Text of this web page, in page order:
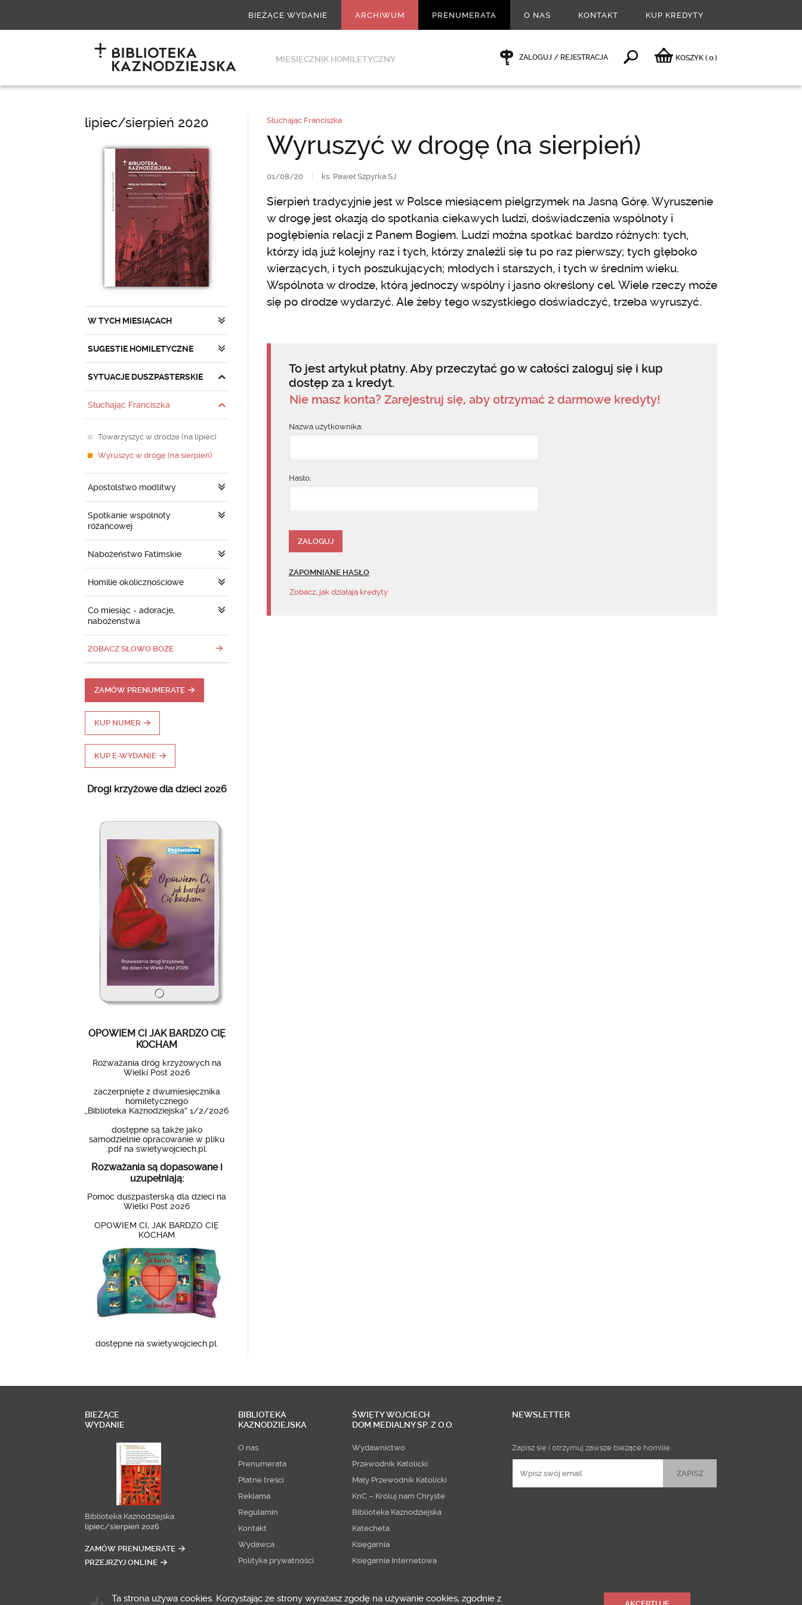
BIEŻĄCE WYDANIE ARCHIWUM PRENUMERATA O NAS KONTAKT KUP KREDYTY
MIESIĘCZNIK HOMILETYCZNY ZALOGUJ / REJESTRACJA KOSZYK ( 0)
lipiec/sierpień 2020
W TYCH MIESIĄCACH
SUGESTIE HOMILETYCZNE
SYTUACJE DUSZPASTERSKIE
Słuchając Franciszka
Towarzyszyć w drodze (na lipiec)
Wyruszyć w drogę (na sierpień)
Apostolstwo modlitwy
Spotkanie wspólnoty
różańcowej
Nabożeństwo Fatimskie
Homilie okolicznościowe
Co miesiąc - adoracje,
nabożeństwa
ZOBACZ SŁOWO BOŻE
ZAMÓW PRENUMERATĘ
KUP NUMER
KUP E-WYDANIE
Drogi krzyżowe dla dzieci 2026
OPOWIEM CI JAK BARDZO CIĘ
KOCHAM
Rozważania dróg krzyżowych na
Wielki Post 2026
zaczerpnięte z dwumiesięcznika
homiletycznego
„Biblioteka Kaznodziejska” 1/2/2026
dostępne są także jako
samodzielnie opracowanie w pliku
.pdf na swietywojciech.pl.
Rozważania są dopasowane i
uzupełniają:
Pomoc duszpasterską dla dzieci na
Wielki Post 2026
OPOWIEM CI, JAK BARDZO CIĘ
KOCHAM
dostępne na swietywojciech.pl.
Słuchając Franciszka
Wyruszyć w drogę (na sierpień)
01/08/20 ks. Paweł Szpyrka SJ
Sierpień tradycyjnie jest w Polsce miesiącem pielgrzymek na Jasną Górę. Wyruszenie
w drogę jest okazją do spotkania ciekawych ludzi, doświadczenia wspólnoty i
pogłębienia relacji z Panem Bogiem. Ludzi można spotkać bardzo różnych: tych,
którzy idą już kolejny raz i tych, którzy znaleźli się tu po raz pierwszy; tych głęboko
wierzących, i tych poszukujących; młodych i starszych, i tych w średnim wieku.
Wspólnota w drodze, którą jednoczy wspólny i jasno określony cel. Wiele rzeczy może
się po drodze wydarzyć. Ale żeby tego wszystkiego doświadczyć, trzeba wyruszyć.
To jest artykuł płatny. Aby przeczytać go w całości zaloguj się i kup
dostęp za 1 kredyt.
Nie masz konta? Zarejestruj się, aby otrzymać 2 darmowe kredyty!
Nazwa użytkownika:
Hasło:
ZAPOMNIANE HASŁO
Zobacz, jak działają kredyty
BIEŻĄCE
WYDANIE
Biblioteka Kaznodziejska
lipiec/sierpień 2026
ZAMÓW PRENUMERATĘ
PRZEJRZYJ ONLINE
BIBLIOTEKA
KAZNODZIEJSKA
O nas
Prenumerata
Płatne treści
Reklama
Regulamin
Kontakt
Wydawca
Polityka prywatności
ŚWIĘTY WOJCIECH
DOM MEDIALNY SP. Z O.O.
Wydawnictwo
Przewodnik Katolicki
Mały Przewodnik Katolicki
KnC – Króluj nam Chryste
Biblioteka Kaznodziejska
Katecheta
Księgarnia
Księgarnia Internetowa
NEWSLETTER
Zapisz się i otrzymuj zawsze bieżące homilie.
Ta strona używa cookies. Korzystając ze strony wyrażasz zgodę na używanie cookies, zgodnie z